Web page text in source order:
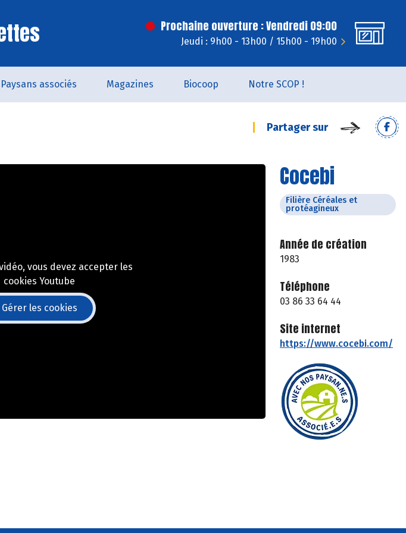
Prochaine ouverture : Vendredi 09:00
Jeudi : 9h00 - 13h00 / 15h00 - 19h00
Paysans associés Magazines Biocoop Notre SCOP !
Partager sur
Cocebi
Filière Céréales et
protéagineux
Année de création
1983
Téléphone
03 86 33 64 44
Site internet
https://www.cocebi.com/
vous devez accepter les
cookies Youtube
Gérer les cookies